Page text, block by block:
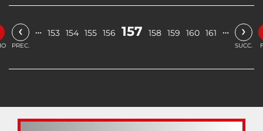
‹
PREC.
… 153 154 155 156 157 158 159 160 161 … ›
SUCC.